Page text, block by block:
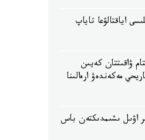
اياقتالۋعا تاياپ
استام ۋاقىتتان كەيىن
مەكەندەۋ ارەالىنا
اۋىل ىشىمدىكتەن باس